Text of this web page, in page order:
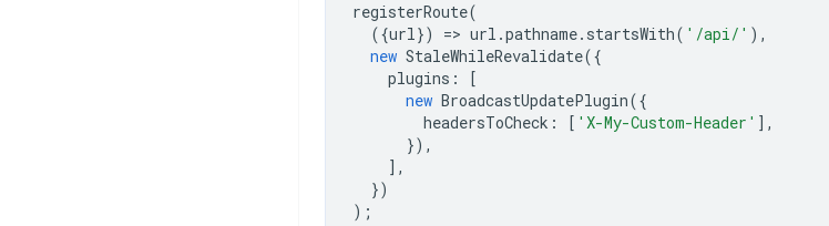
registerRoute(
({url}) => url .pathname. startsWith( '/api/' ),
new StaleWhileRevalidate({
plugins :
[
new BroadcastUpdatePlugin({
headersToCheck : [ 'X-My-Custom-Header' ],
}),
],
})
);